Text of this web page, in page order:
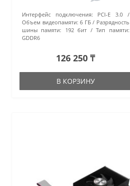
Интерфейс подключения:
PCI-E 3.0
Объем видеопамяти: 6 ГБ
Разрядность
шины памяти:
192 бит
Тип памяти:
GDDR6
126 250 ₸
В КОРЗИНУ